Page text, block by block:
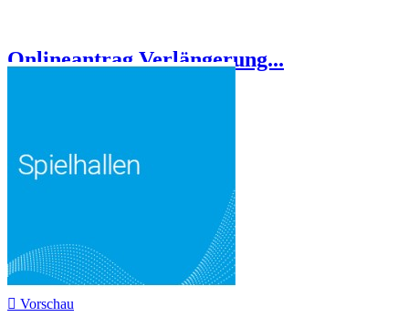
Onlineantrag Verlängerung...
 Vorschau